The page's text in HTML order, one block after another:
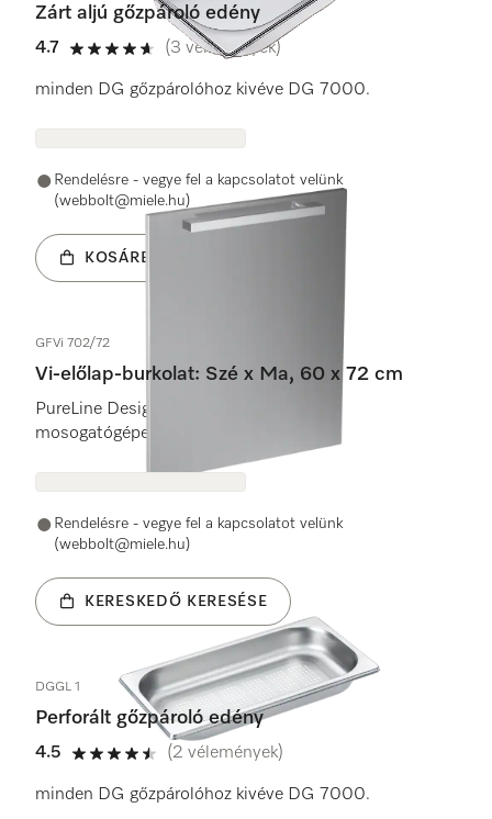
Zárt aljú gőzpároló edény
4.7
4.7 / 5
(3 vélemények)
minden DG gőzpárolóhoz kivéve DG 7000.
Rendelésre - vegye fel a kapcsolatot velünk
(webbolt@miele.hu)
KOSÁRBA
GFVi 702/72
Vi-előlap-burkolat: Szé x Ma, 60 x 72 cm
PureLine Design teljesen beépíthető
mosogatógépekhez.
Rendelésre - vegye fel a kapcsolatot velünk
(webbolt@miele.hu)
KERESKEDŐ KERESÉSE
DGGL 1
Perforált gőzpároló edény
4.5
4.5 / 5
(2 vélemények)
minden DG gőzpárolóhoz kivéve DG 7000.